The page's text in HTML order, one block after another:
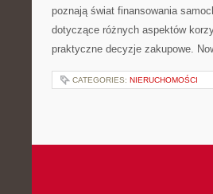
poznają świat finansowania
dotyczące różnych aspektów
praktyczne decyzje zakupowe.
CATEGORIES: NIERUCHOMOŚCI